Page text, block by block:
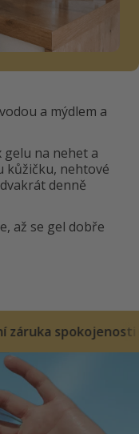
a mýdlem a
na nehet a
kůžičku, nehtové
denně
až se gel dobře
60